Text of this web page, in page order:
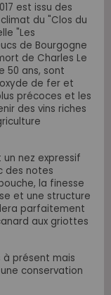
est issu des
du "Clos du
"Les
de Bourgogne
de Charles Le
50 ans, sont
de fer et
précoces et les
des vins riches
nez expressif
des notes
la finesse
et une structure
parfaitement
aux griottes
présent mais
conservation